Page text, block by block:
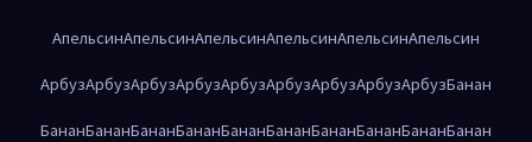
АпельсинАпельсинАпельсинАпельсинАпельсинАпельсин
АрбузАрбузАрбузАрбузАрбузАрбузАрбузАрбузАрбузБанан
БананБананБананБананБананБананБананБананБананБанан